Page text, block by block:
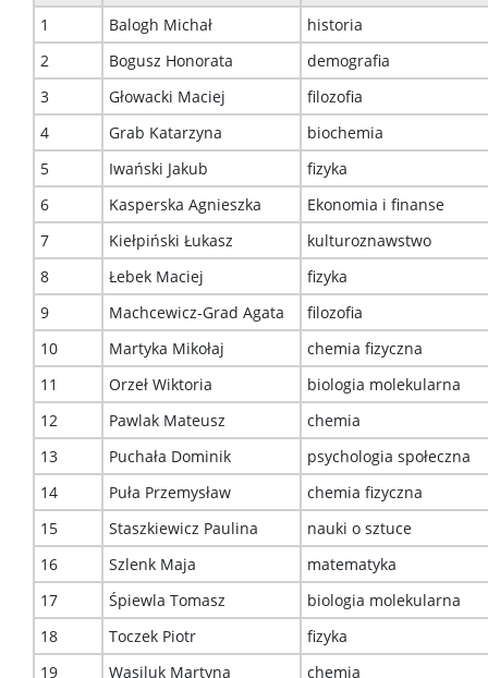
1
Balogh Michał
historia
2
Bogusz Honorata
demografia
3
Głowacki Maciej
filozofia
4
Grab Katarzyna
biochemia
5
Iwański Jakub
fizyka
6
Kasperska Agnieszka
Ekonomia i finanse
7
Kiełpiński Łukasz
kulturoznawstwo
8
Łebek Maciej
fizyka
9
Machcewicz-Grad Agata
filozofia
10
Martyka Mikołaj
chemia fizyczna
11
Orzeł Wiktoria
biologia molekularna
12
Pawlak Mateusz
chemia
13
Puchała Dominik
psychologia społeczna
14
Puła Przemysław
chemia fizyczna
15
Staszkiewicz Paulina
nauki o sztuce
16
Szlenk Maja
matematyka
17
Śpiewla Tomasz
biologia molekularna
18
Toczek Piotr
fizyka
19
Wasiluk Martyna
chemia